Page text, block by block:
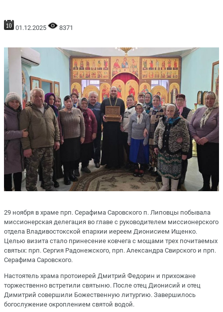
01.12.2025 8371
29 ноября в храме прп. Серафима Саровского п. Липовцы побывала
миссионерская делегация во главе с руководителем миссионерского
отдела Владивостокской епархии иереем Дионисием Ищенко.
Целью визита стало принесение ковчега с мощами трех почитаемых
святых: прп. Сергия Радонежского, прп. Александра Свирского и прп.
Серафима Саровского.
Настоятель храма протоиерей Дмитрий Федорин и прихожане
торжественно встретили святыню. После отец Дионисий и отец
Димитрий совершили Божественную литургию. Завершилось
богослужение окроплением святой водой.